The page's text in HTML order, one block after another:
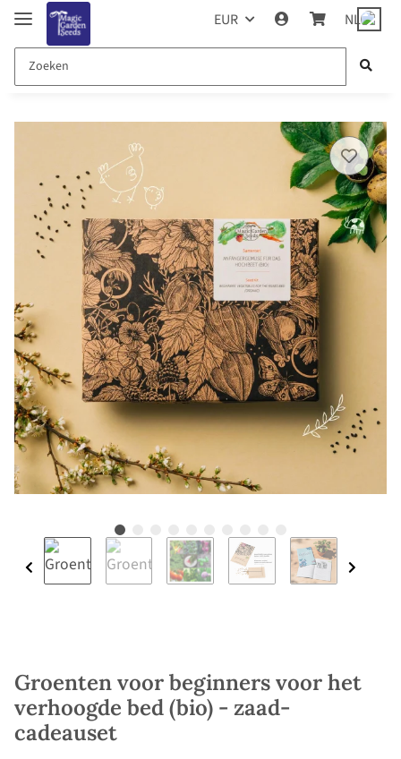
EUR NL
Groenten voor beginners voor het
verhoogde bed (bio) - zaad-
cadeauset